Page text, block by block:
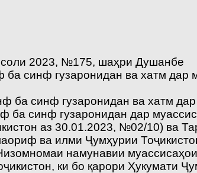
2023, №175, шаҳри Душанбе
синф гузаронидан ва хатм дар
ба синф гузаронидан ва хатм
ба синф гузаронидан дар
аз 30.01.2023, №02/10) ва
ва илми Ҷумҳурии
намунавии
ки бо қарори Ҳукумати